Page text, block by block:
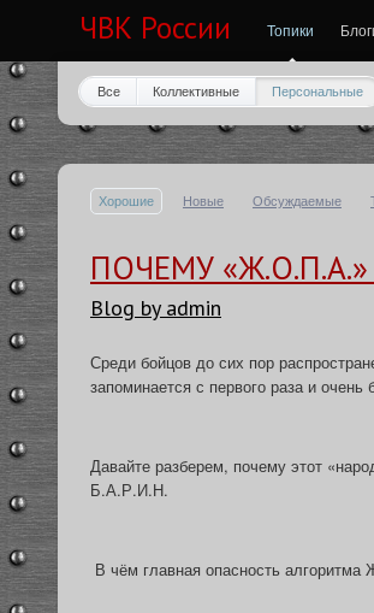
ЧВК России Топики
Все Коллективные Персональные
Хорошие Новые Обсуждаемые
ПОЧЕМУ
Blog by admin
Среди бойцов до сих пор
запоминается с первого раза и
Давайте разберем, почему этот
Б.А.Р.И.Н.
В чём главная опасность